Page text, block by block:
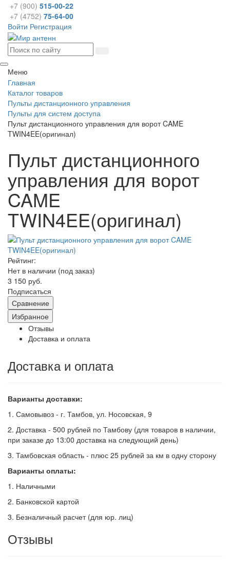
+7 (900) 515-00-22
+7 (4752) 75-64-00
Войти Регистрация
Меню
Главная
Каталог товаров
Пульты дистанционного управления
Пульты для систем доступа
Пульт дистанционного управления для ворот CAME
TWIN4EE(оригинал)
Пульт дистанционного
управления для ворот
CAME
TWIN4EE(оригинал)
Рейтинг:
Нет в наличии (под заказ)
3 150 руб.
Подписаться
Сравнение
Избранное
Отзывы
Доставка и оплата
Доставка и оплата
Варианты доставки:
1. Самовывоз - г. Тамбов, ул. Носовская, 9
2. Доставка - 500 рублей по Тамбову (для товаров в наличии,
при заказе до 13:00 доставка на следующий день)
3. Тамбовская область - плюс 25 рублей за км в одну сторону
Варианты оплаты:
1. Наличными
2. Банковской картой
3. Безналичный расчет (для юр. лиц)
Отзывы